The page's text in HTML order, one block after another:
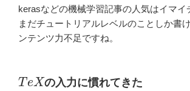
kerasなどの機械学習記事の人気はイマイ
まだチュートリアルレベルのことしか書
ンテンツ力不足ですね。
Te X の入力に慣れてきた